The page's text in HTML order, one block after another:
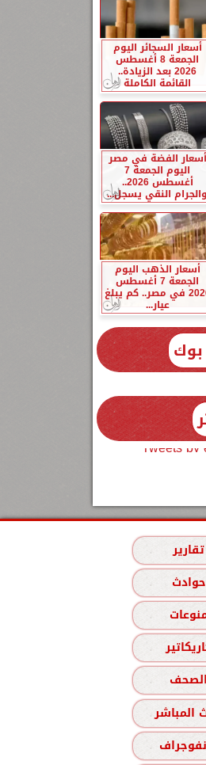
أسعار السجائر اليوم
الجمعة 8 أغسطس
2026 بعد الزيادة..
القائمة الكاملة
أسعار الفضة في مصر
اليوم الجمعة 7
أغسطس 2026..
والجرام النقي يسجل...
أسعار الذهب اليوم
الجمعة 7 أغسطس
2026 في مصر.. كم يبلغ
عيار...
Tweets by
تقارير
حوادث
الصحف
المباشر